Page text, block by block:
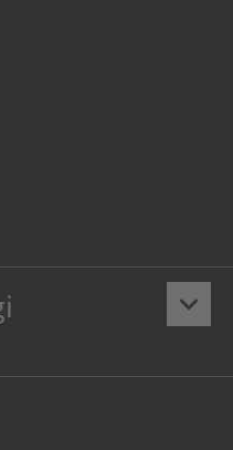
keyboard_arrow_down
su toner e inchiostro
gli sprechi.